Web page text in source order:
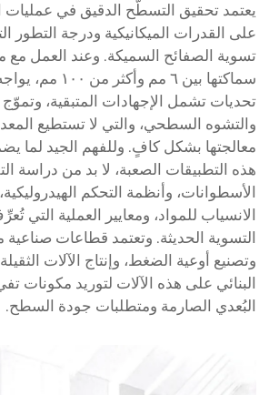
يعتمد تحقيق التسطّح الدقيق في عمليات
على القدرات الميكانيكية ودرجة التطور
تسوية الصفائح السميكة. وعند العمل مع
سماكتها بين ٦ مم
تحديات تشمل الإجهادات المتبقية،
والتشوه السطحي، والتي لا تستطيع
معالجتها بشكل كافٍ. وللفهم الجيد لما
هذه التطبيقات الصعبة، لا بد من دراسة
الأسطوانات، وأنظمة التحكم
الانسياب للمواد، ومعايير العملية التي
التسوية الحديثة. وتعتمد قطاعات صناعية
وتصنيع أوعية الضغط، وإنتاج الآلات
البنائي على هذه الآلات لتوريد مكونات
البُعدي الصارمة ومتطلبات جودة السطح.